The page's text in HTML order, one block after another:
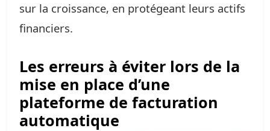
sur la croissance, en protégeant leurs actifs
financiers.
Les erreurs à éviter lors de la
mise en place d’une
plateforme de facturation
automatique